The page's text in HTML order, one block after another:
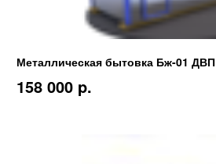
Металлическая бытовка Бж-01 ДВП
158 000 p.